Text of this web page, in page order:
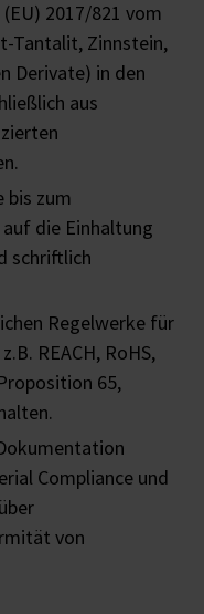
2017/821 vom
Tantalit, Zinnstein,
Derivate) in den
aus
bis zum
die Einhaltung
schriftlich
Regelwerke für
REACH, RoHS,
65,
Compliance und
von